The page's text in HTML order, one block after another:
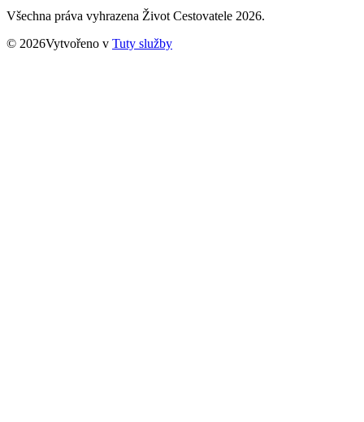
Všechna práva vyhrazena Život Cestovatele 2026.
© 2026Vytvořeno v Tuty služby